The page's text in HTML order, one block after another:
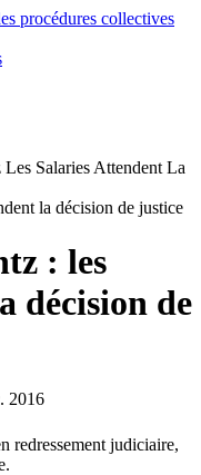
procédures collectives
Salaries Attendent La
: les
décision de
2016
redressement judiciaire,